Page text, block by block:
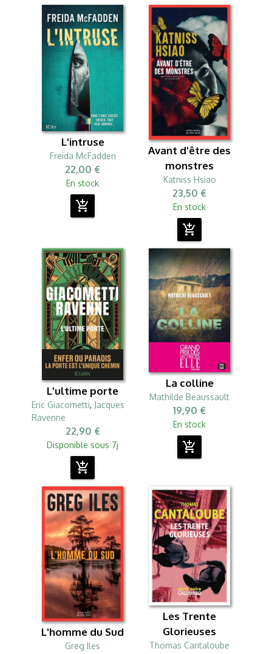
L'intruse
Freida McFadden
22,00 €
En stock
add_shopping_cart
Avant d'être des
monstres
Katniss Hsiao
23,50 €
En stock
add_shopping_cart
L'ultime porte
Eric Giacometti, Jacques
Ravenne
22,90 €
Disponible sous 7j
add_shopping_cart
La colline
Mathilde Beaussault
19,90 €
En stock
add_shopping_cart
L'homme du Sud
Greg Iles
Les Trente
Glorieuses
Thomas Cantaloube